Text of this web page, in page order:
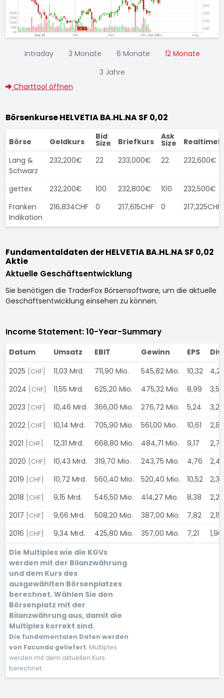
Intraday 3 Monate 6 Monate
12 Monate
3 Jahre
Charttool öffnen
Börsenkurse HELVETIA BA.HL.NA SF 0,02
Börse Geldkurs
Bid
Size Briefkurs
Ask
Size
Lang &
Schwarz
232,200€ 22 233,000€ 22 232,600€
gettex 232,200€ 100 232,800€ 100
232,500€
Franken
Indikation
216,834CHF 0 217,615CHF 0 217,225CHF
Fundamentaldaten der HELVETIA BA.HL.NA SF 0,02
Aktie
Aktuelle Geschäftsentwicklung
Sie benötigen die TraderFox Börsensoftware, um die aktuelle
Geschäftsentwicklung einsehen zu können.
Income Statement: 10-Year-Summary
Datum Umsatz EBIT Gewinn EPS
2025
[CHF] 11,03 Mrd. 711,90 Mio. 545,82 Mio. 10,32
2024
[CHF] 11,55 Mrd. 625,20 Mio. 475,32 Mio. 8,99
2023
[CHF] 10,46 Mrd. 366,00 Mio. 276,72 Mio. 5,24
2022
[CHF] 10,14 Mrd. 705,90 Mio. 561,00 Mio. 10,61
2021
[CHF] 12,31 Mrd. 668,80 Mio. 484,71 Mio. 9,17
2020
[CHF] 10,43 Mrd. 319,70 Mio. 243,75 Mio. 4,76
2019
[CHF] 10,72 Mrd. 560,40 Mio. 520,40 Mio. 10,52
2018
[CHF] 9,15 Mrd. 546,50 Mio. 414,27 Mio. 8,38
2017
[CHF] 9,66 Mrd. 508,20 Mio. 387,00 Mio. 7,82
2016
[CHF] 9,34 Mrd. 425,80 Mio. 357,00 Mio. 7,21
Die Multiples wie die KGVs
werden mit der Bilanzwährung
und dem Kurs des
ausgewählten Börsenplatzes
berechnet. Wählen Sie den
Börsenplatz mit der
Bilanzwährung aus, damit die
Multiples korrekt sind.
Die fundamentalen Daten werden
von Facunda geliefert; Multiples
werden mit dem aktuellen Kurs
berechnet.